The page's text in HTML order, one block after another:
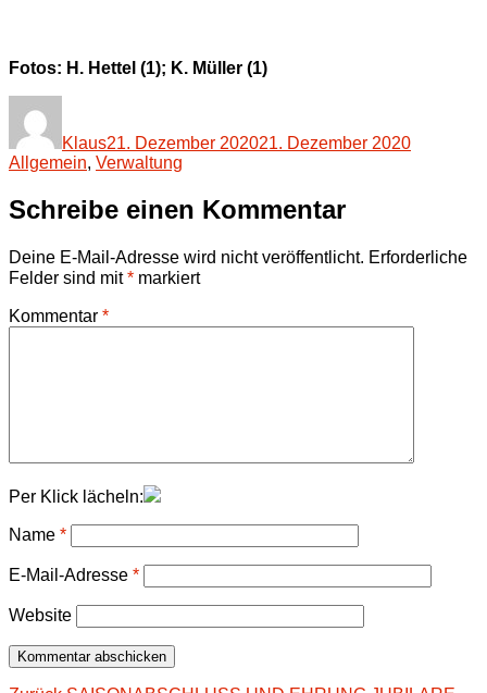
Fotos: H. Hettel (1); K. Müller (1)
Klaus21. Dezember 202021. Dezember 2020
Allgemein, Verwaltung
Schreibe einen Kommentar
Deine E-Mail-Adresse wird nicht veröffentlicht. Erforderliche
Felder sind mit* markiert
Kommentar *
Per Klick lächeln:
Name *
E-Mail-Adresse *
Website